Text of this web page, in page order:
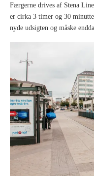
Færgerne drives af Stena
er cirka 3 timer og 30
nyde udsigten og måske